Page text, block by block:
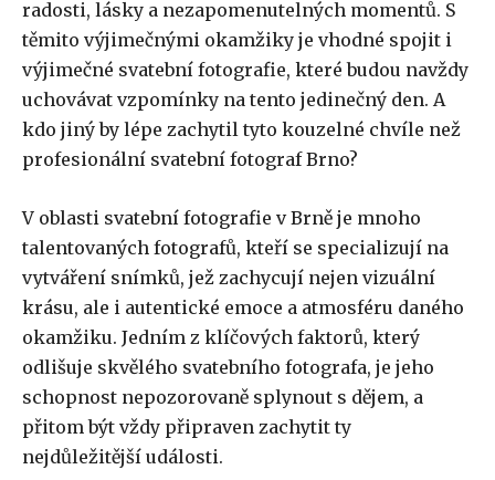
radosti, lásky a nezapomenutelných momentů. S
těmito výjimečnými okamžiky je vhodné spojit i
výjimečné svatební fotografie, které budou navždy
uchovávat vzpomínky na tento jedinečný den. A
kdo jiný by lépe zachytil tyto kouzelné chvíle než
profesionální svatební fotograf Brno?
V oblasti svatební fotografie v Brně je mnoho
talentovaných fotografů, kteří se specializují na
vytváření snímků, jež zachycují nejen vizuální
krásu, ale i autentické emoce a atmosféru daného
okamžiku. Jedním z klíčových faktorů, který
odlišuje skvělého svatebního fotografa, je jeho
schopnost nepozorovaně splynout s dějem, a
přitom být vždy připraven zachytit ty
nejdůležitější události.